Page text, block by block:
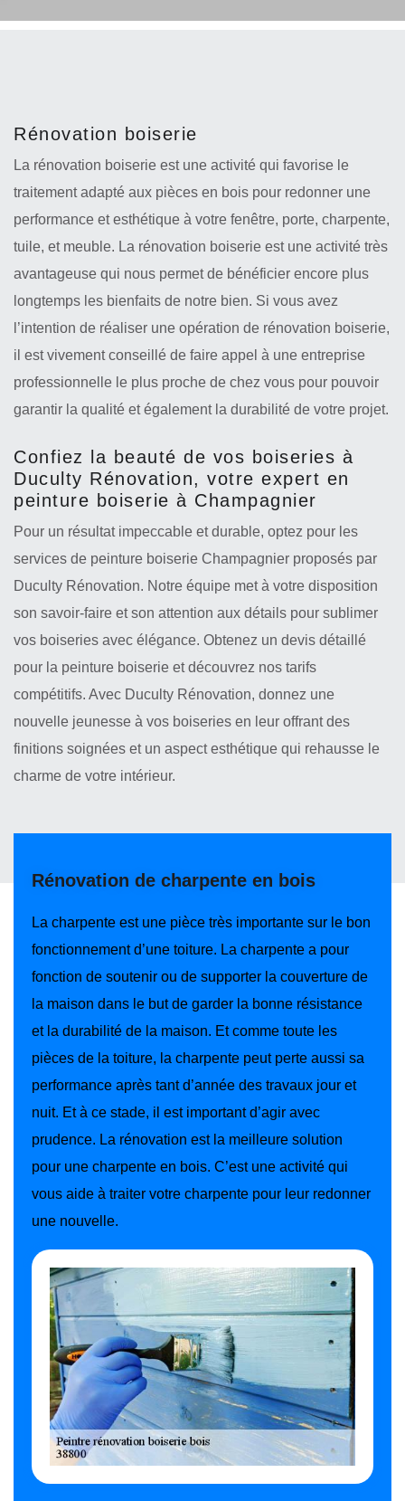
Rénovation boiserie
La rénovation boiserie est une activité qui favorise le
traitement adapté aux pièces en bois pour redonner une
performance et esthétique à votre fenêtre, porte, charpente,
tuile, et meuble. La rénovation boiserie est une activité très
avantageuse qui nous permet de bénéficier encore plus
longtemps les bienfaits de notre bien. Si vous avez
l’intention de réaliser une opération de rénovation boiserie,
il est vivement conseillé de faire appel à une entreprise
professionnelle le plus proche de chez vous pour pouvoir
garantir la qualité et également la durabilité de votre projet.
Confiez la beauté de vos boiseries à
Duculty Rénovation, votre expert en
peinture boiserie à Champagnier
Pour un résultat impeccable et durable, optez pour les
services de peinture boiserie Champagnier proposés par
Duculty Rénovation. Notre équipe met à votre disposition
son savoir-faire et son attention aux détails pour sublimer
vos boiseries avec élégance. Obtenez un devis détaillé
pour la peinture boiserie et découvrez nos tarifs
compétitifs. Avec Duculty Rénovation, donnez une
nouvelle jeunesse à vos boiseries en leur offrant des
finitions soignées et un aspect esthétique qui rehausse le
charme de votre intérieur.
Rénovation de charpente en bois
La charpente est une pièce très importante sur le bon
fonctionnement d’une toiture. La charpente a pour
fonction de soutenir ou de supporter la couverture de
la maison dans le but de garder la bonne résistance
et la durabilité de la maison. Et comme toute les
pièces de la toiture, la charpente peut perte aussi sa
performance après tant d’année des travaux jour et
nuit. Et à ce stade, il est important d’agir avec
prudence. La rénovation est la meilleure solution
pour une charpente en bois. C’est une activité qui
vous aide à traiter votre charpente pour leur redonner
une nouvelle.